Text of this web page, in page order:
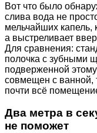
Вот что было
слива вода не
мельчайших капель,
а выстреливает
Для сравнения:
полочка с зубными
подверженной
совмещен с ванной,
почти всё
Два метра в
не поможет